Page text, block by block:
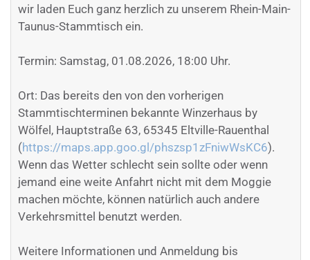
wir laden Euch ganz herzlich zu unserem Rhein-Main-
Taunus-Stammtisch ein.
Termin: Samstag, 01.08.2026, 18:00 Uhr.
Ort: Das bereits den von den vorherigen
Stammtischterminen bekannte Winzerhaus by
Wölfel, Hauptstraße 63, 65345 Eltville-Rauenthal
(https://maps.app.goo.gl/phszsp1zFniwWsKC6).
Wenn das Wetter schlecht sein sollte oder wenn
jemand eine weite Anfahrt nicht mit dem Moggie
machen möchte, können natürlich auch andere
Verkehrsmittel benutzt werden.
Weitere Informationen und Anmeldung bis